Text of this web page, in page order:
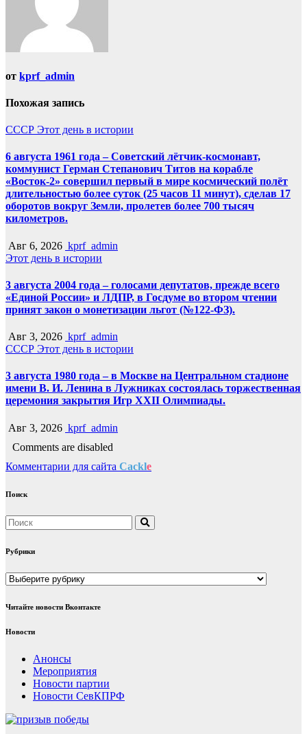
от kprf_admin
Похожая запись
СССР Этот день в истории
6 августа 1961 года – Советский лётчик-космонавт,
коммунист Герман Степанович Титов на корабле
«Восток-2» совершил первый в мире космический полёт
длительностью более суток (25 часов 11 минут), сделав 17
оборотов вокруг Земли, пролетев более 700 тысяч
километров.
Авг 6, 2026 kprf_admin
Этот день в истории
3 августа 2004 года – голосами депутатов, прежде всего
«Единой России» и ЛДПР, в Госдуме во втором чтении
принят закон о монетизации льгот (№122-ФЗ).
Авг 3, 2026 kprf_admin
СССР Этот день в истории
3 августа 1980 года – в Москве на Центральном стадионе
имени В. И. Ленина в Лужниках состоялась торжественная
церемония закрытия Игр XXII Олимпиады.
Авг 3, 2026 kprf_admin
Comments are disabled
Комментарии для сайта Cackle
Поиск
Рубрики
Рубрики
Читайте новости Вконтакте
Новости
Анонсы
Мероприятия
Новости партии
Новости СевКПРФ